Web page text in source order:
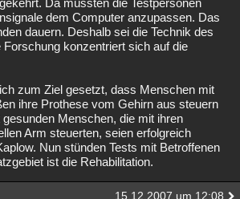
Da müssten die Testpersonen
dem Computer anzupassen. Das
dauern. Deshalb sei die Technik des
Forschung konzentriert sich auf die
zum Ziel gesetzt, dass Menschen mit
ihre Prothese vom Gehirn aus steuern
Menschen, die mit ihren
Arm steuerten, seien erfolgreich
Nun stünden Tests mit Betroffenen
ist die Rehabilitation.
15.12.2007 um 12:08